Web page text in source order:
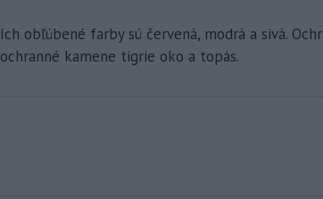
Ich obľúbené farby sú červená, modrá a sivá.
ochranné kamene tigrie oko a topás.